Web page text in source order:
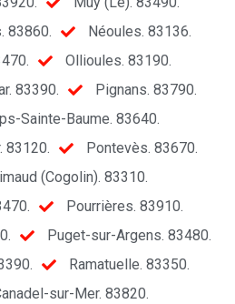
83860.
Néoules. 83136.
Ollioules. 83190.
83390.
Pignans. 83790.
Sainte-Baume. 83640.
83120.
Pontevès. 83670.
(Cogolin). 83310.
Pourrières. 83910.
Puget-sur-Argens. 83480.
Ramatuelle. 83350.
sur-Mer. 83820.